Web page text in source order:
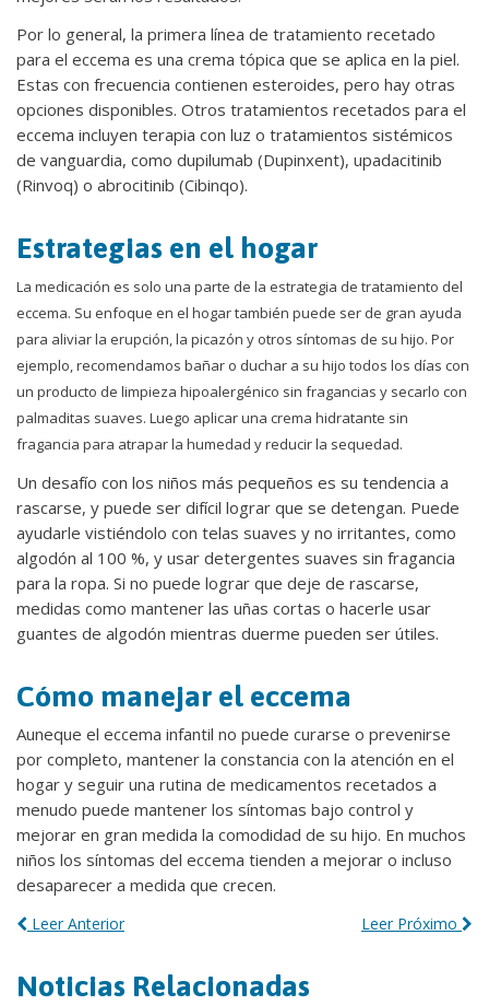
Por lo general, la primera línea de tratamiento recetado
para el eccema es una crema tópica que se aplica en la piel.
Estas con frecuencia contienen esteroides, pero hay otras
opciones disponibles. Otros tratamientos recetados para el
eccema incluyen terapia con luz o tratamientos sistémicos
de vanguardia, como dupilumab (Dupinxent), upadacitinib
(Rinvoq) o abrocitinib (Cibinqo).
Estrategias en el hogar
La medicación es solo una parte de la estrategia de tratamiento del
eccema. Su enfoque en el hogar también puede ser de gran ayuda
para aliviar la erupción, la picazón y otros síntomas de su hijo. Por
ejemplo, recomendamos bañar o duchar a su hijo todos los días con
un producto de limpieza hipoalergénico sin fragancias y secarlo con
palmaditas suaves. Luego aplicar una crema hidratante sin
fragancia para atrapar la humedad y reducir la sequedad.
Un desafío con los niños más pequeños es su tendencia a
rascarse, y puede ser difícil lograr que se detengan. Puede
ayudarle vistiéndolo con telas suaves y no irritantes, como
algodón al 100 %, y usar detergentes suaves sin fragancia
para la ropa. Si no puede lograr que deje de rascarse,
medidas como mantener las uñas cortas o hacerle usar
guantes de algodón mientras duerme pueden ser útiles.
Cómo manejar el eccema
Auneque el eccema infantil no puede curarse o prevenirse
por completo, mantener la constancia con la atención en el
hogar y seguir una rutina de medicamentos recetados a
menudo puede mantener los síntomas bajo control y
mejorar en gran medida la comodidad de su hijo. En muchos
niños los síntomas del eccema tienden a mejorar o incluso
desaparecer a medida que crecen.
Leer Próximo
Leer Anterior
Noticias Relacionadas